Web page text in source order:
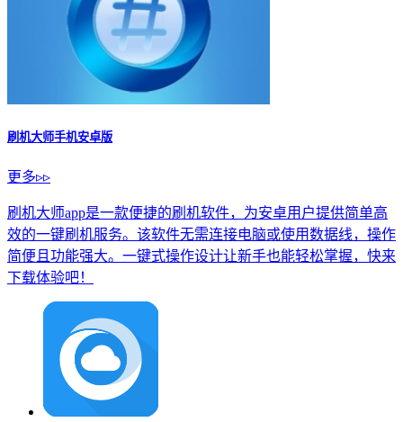
刷机大师手机安卓版
更多▹▹
刷机大师app是一款便捷的刷机软件，为安卓用户提供简单高
效的一键刷机服务。该软件无需连接电脑或使用数据线，操作
简便且功能强大。一键式操作设计让新手也能轻松掌握，快来
下载体验吧！